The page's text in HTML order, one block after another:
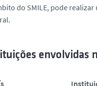
do SMILE, pode
envolvidas